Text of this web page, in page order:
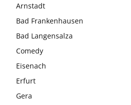
Arnstadt
Bad Frankenhausen
Bad Langensalza
Comedy
Eisenach
Erfurt
Gera